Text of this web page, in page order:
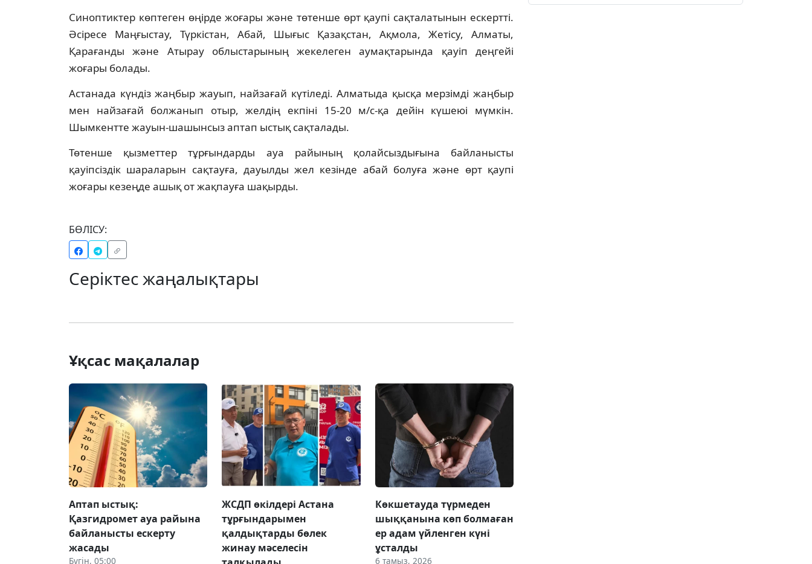
Синоптиктер көптеген өңірде жоғары және төтенше өрт қаупі сақталатынын ескертті.
Әсіресе Маңғыстау, Түркістан, Абай, Шығыс Қазақстан, Ақмола, Жетісу, Алматы,
Қарағанды және Атырау облыстарының жекелеген аумақтарында қауіп деңгейі
жоғары болады.
Астанада күндіз жаңбыр жауып, найзағай күтіледі. Алматыда қысқа мерзімді жаңбыр
мен найзағай болжанып отыр, желдің екпіні 15-20 м/с-қа дейін күшеюі мүмкін.
Шымкентте жауын-шашынсыз аптап ыстық сақталады.
Төтенше қызметтер тұрғындарды ауа райының қолайсыздығына байланысты
қауіпсіздік шараларын сақтауға, дауылды жел кезінде абай болуға және өрт қаупі
жоғары кезеңде ашық от жақпауға шақырды.
БӨЛІСУ:
Серіктес жаңалықтары
Ұқсас мақалалар
Аптап ыстық:
Қазгидромет ауа райына
байланысты ескерту
жасады
Бүгін, 05:00
ЖСДП өкілдері Астана
тұрғындарымен
қалдықтарды бөлек
жинау мәселесін
Көкшетауда түрмеден
шыққанына көп болмаған
ер адам үйленген күні
ұсталды
6 тамыз, 2026